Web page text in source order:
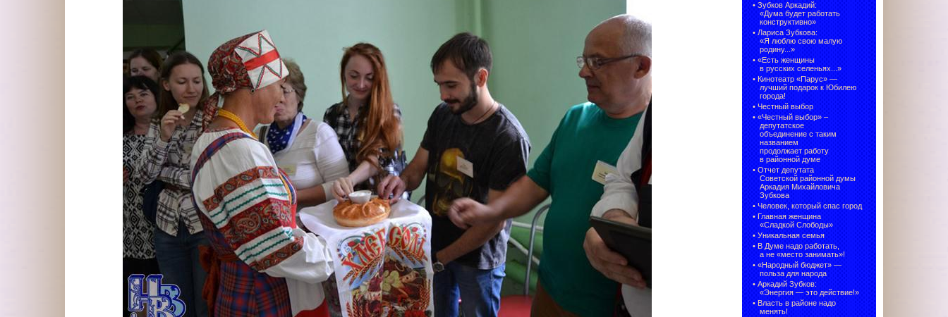
• Зубков Аркадий:
«Дума будет работать
конструктивно»
• Лариса Зубкова:
«Я люблю свою малую
родину...»
• «Есть женщины
в русских селеньях...»
• Кинотеатр «Парус» —
лучший подарок к Юбилею
города!
• Честный выбор
• «Честный выбор» –
депутатское
объединение с таким
названием
продолжает работу
в районной думе
• Отчет депутата
Советской районной думы
Аркадия Михайловича
Зубкова
• Человек, который спас город
• Главная женщина
«Сладкой Слободы»
• Уникальная семья
• В Думе надо работать,
а не «место занимать»!
• «Народный бюджет» —
польза для народа
• Аркадий Зубков:
«Энергия — это действие!»
• Власть в районе надо
менять!